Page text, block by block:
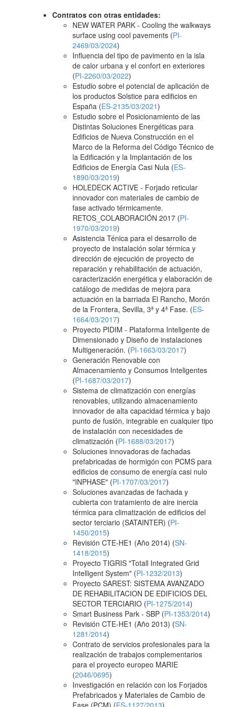
Contratos con otras entidades:
NEW WATER PARK - Cooling the walkways
surface using cool pavements (PI-
2469/03/2024)
Influencia del tipo de pavimento en la isla
de calor urbana y el confort en exteriores
(PI-2260/03/2022)
Estudio sobre el potencial de aplicación de
los productos Solstice para edificios en
España (ES-2135/03/2021)
Estudio sobre el Posicionamiento de las
Distintas Soluciones Energéticas para
Edificios de Nueva Construcción en el
Marco de la Reforma del Código Técnico de
la Edificación y la Implantación de los
Edificios de Energía Casi Nula (ES-
1890/03/2019)
HOLEDECK ACTIVE - Forjado reticular
innovador con materiales de cambio de
fase activado térmicamente.
RETOS_COLABORACIÓN 2017 (PI-
1970/03/2019)
Asistencia Ténica para el desarrollo de
proyecto de instalación solar térmica y
dirección de ejecución de proyecto de
reparación y rehabilitación de actuación,
caracterización energética y elaboración de
catálogo de medidas de mejora para
actuación en la barriada El Rancho, Morón
de la Frontera, Sevilla, 3ª y 4ª Fase. (ES-
1664/03/2017)
Proyecto PIDIM - Plataforma Inteligente de
Dimensionado y Diseño de instalaciones
Multigeneración. (PI-1663/03/2017)
Generación Renovable con
Almacenamiento y Consumos Inteligentes
(PI-1687/03/2017)
Sistema de climatización con energías
renovables, utilizando almacenamiento
innovador de alta capacidad térmica y bajo
punto de fusión, integrable en cualquier tipo
de instalación con necesidades de
climatización (PI-1688/03/2017)
Soluciones innovadoras de fachadas
prefabricadas de hormigón con PCMS para
edificios de consumo de energía casi nulo
"INPHASE" (PI-1707/03/2017)
Soluciones avanzadas de fachada y
cubierta con tratamiento de aire inercia
térmica para climatización de edificios del
sector terciario (SATAINTER) (PI-
1450/2015)
Revisión CTE-HE1 (Año 2014) (SN-
1418/2015)
Proyecto TIGRIS "Totall Integrated Grid
Intelligent System" (PI-1232/2013)
Proyecto SAREST: SISTEMA AVANZADO
DE REHABILITACION DE EDIFICIOS DEL
SECTOR TERCIARIO (PI-1275/2014)
Smart Business Park - SBP (PI-1353/2014)
Revisión CTE-HE1 (Año 2013) (SN-
1281/2014)
Contrato de servicios profesionales para la
realización de trabajos complementarios
para el proyecto europeo MARIE
(2046/0695)
Investigación en relación con los Forjados
Prefabricados y Materiales de Cambio de
Fase (PCM) (ES-1127/2013)